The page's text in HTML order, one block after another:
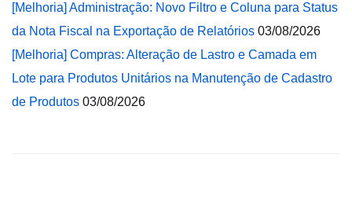
[Melhoria] Administração: Novo Filtro e Coluna para Status
da Nota Fiscal na Exportação de Relatórios 03/08/2026
[Melhoria] Compras: Alteração de Lastro e Camada em
Lote para Produtos Unitários na Manutenção de Cadastro
de Produtos 03/08/2026